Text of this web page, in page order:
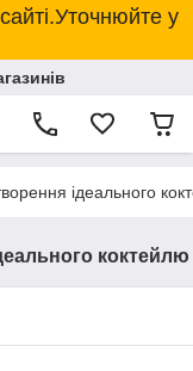
у
ідеального
коктейлю